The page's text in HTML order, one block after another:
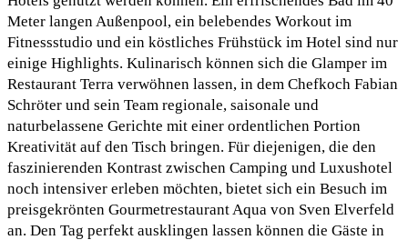
Meter langen Außenpool, ein belebendes Workout im
Fitnessstudio und ein köstliches Frühstück im Hotel sind nur
einige Highlights. Kulinarisch können sich die Glamper im
Restaurant Terra verwöhnen lassen, in dem Chefkoch Fabian
Schröter und sein Team regionale, saisonale und
naturbelassene Gerichte mit einer ordentlichen Portion
Kreativität auf den Tisch bringen. Für diejenigen, die den
faszinierenden Kontrast zwischen Camping und Luxushotel
noch intensiver erleben möchten, bietet sich ein Besuch im
preisgekrönten Gourmetrestaurant Aqua von Sven Elverfeld
an. Den Tag perfekt ausklingen lassen können die Gäste in